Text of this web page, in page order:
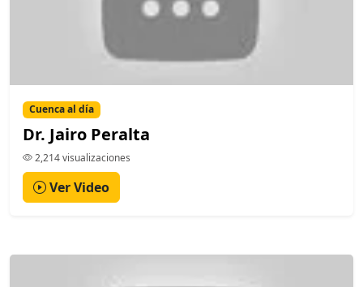
Cuenca al día
Dr. Jairo Peralta
2,214 visualizaciones
Ver Video